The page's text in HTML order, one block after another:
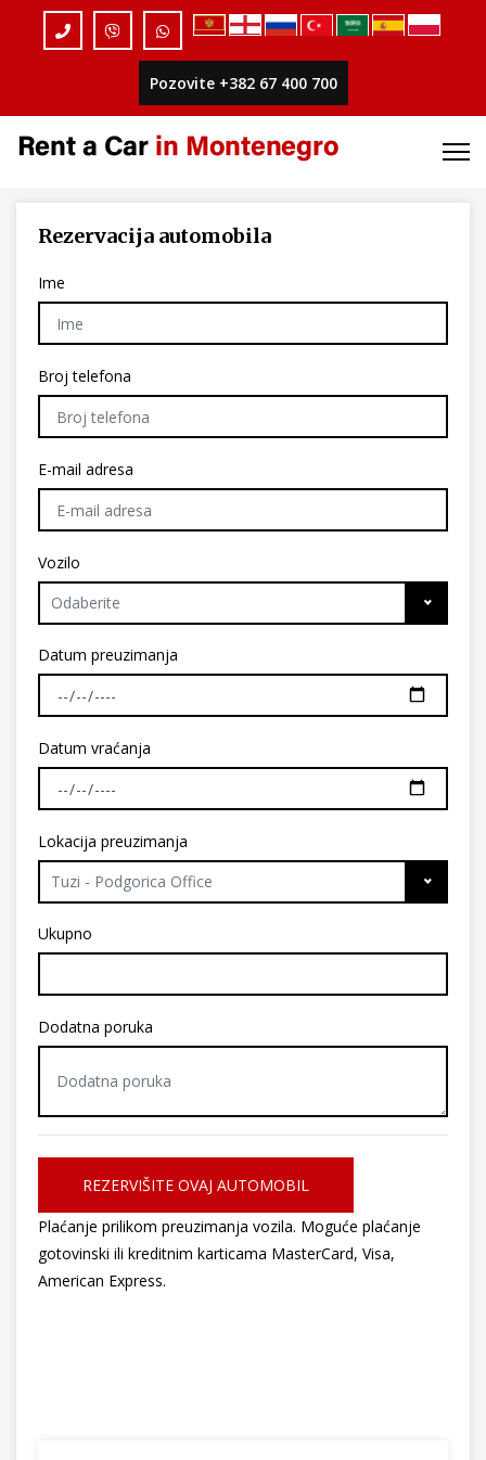
Pozovite +382 67 400 700
Rezervacija automobila
Ime
Broj telefona
E-mail adresa
Vozilo
Odaberite
Datum preuzimanja
Datum vraćanja
Lokacija preuzimanja
Tuzi - Podgorica Office
Ukupno
Dodatna poruka
REZERVIŠITE OVAJ AUTOMOBIL
Plaćanje prilikom preuzimanja vozila. Moguće plaćanje
gotovinski ili kreditnim karticama MasterCard, Visa,
American Express.